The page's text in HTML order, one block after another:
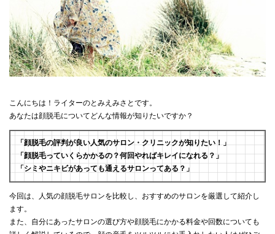
こんにちは！ライターのとみえみさとです。
あなたは顔脱毛についてどんな情報が知りたいですか？
「顔脱毛の評判が良い人気のサロン・クリニックが知りたい！」
「顔脱毛っていくらかかるの？何回やればキレイになれる？」
「シミやニキビがあっても通えるサロンってある？」
今回は、人気の顔脱毛サロンを比較し、おすすめのサロンを厳選して紹介し
ます。
また、自分にあったサロンの選び方や顔脱毛にかかる料金や回数についても